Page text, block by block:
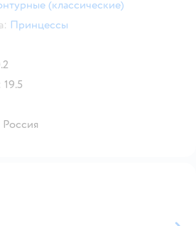
(классические)
Принцессы
19.5
Россия